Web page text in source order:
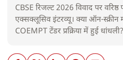
CBSE रिजल्ट 2026 विवाद पर
एक्सक्लूसिव इंटरव्यू। क्या ऑन-स्क्रीन
COEMPT टेंडर प्रक्रिया में हुई